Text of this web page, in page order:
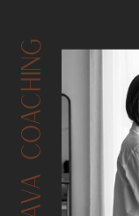
MANAVA COACHING